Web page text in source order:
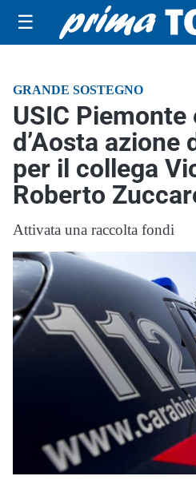
☰
GRANDE SOSTEGNO
USIC Piemonte
d’Aosta azione
per il collega
Roberto
Attivata una raccolta fondi